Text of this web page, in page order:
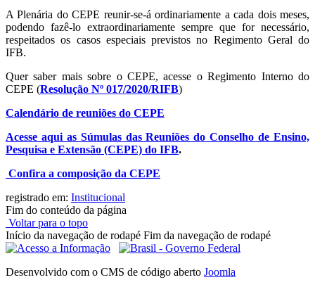
A Plenária do CEPE reunir-se-á ordinariamente a cada dois meses,
podendo fazê-lo extraordinariamente sempre que for necessário,
respeitados os casos especiais previstos no Regimento Geral do
IFB.
Quer saber mais sobre o CEPE, acesse o Regimento Interno do
CEPE (Resolução Nº 017/2020/RIFB)
Calendário de reuniões do CEPE
Acesse aqui as Súmulas das Reuniões do Conselho de Ensino,
Pesquisa e Extensão (CEPE) do IFB.
Confira a composição da CEPE
registrado em: Institucional
Fim do conteúdo da página
Voltar para o topo
Início da navegação de rodapé Fim da navegação de rodapé
Desenvolvido com o CMS de código aberto Joomla